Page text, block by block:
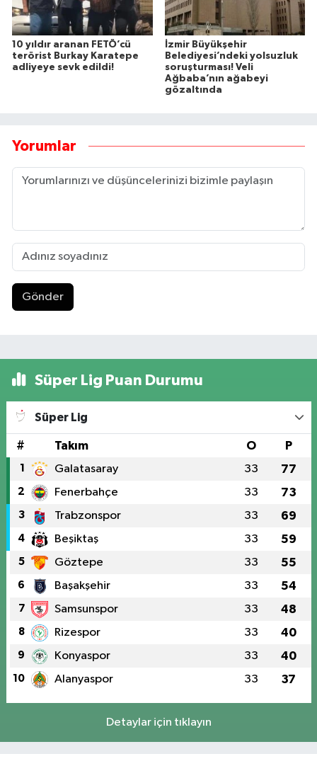
10 yıldır aranan FETÖ’cü
terörist Burkay Karatepe
adliyeye sevk edildi!
İzmir Büyükşehir
Belediyesi’ndeki yolsuzluk
soruşturması! Veli
Ağbaba’nın ağabeyi
gözaltında
Yorumlar
Gönder
Süper Lig Puan Durumu
Süper Lig
# Takım O P
1 Galatasaray 33 77
2 Fenerbahçe 33 73
3 Trabzonspor 33 69
4 Beşiktaş 33 59
5 Göztepe 33 55
6 Başakşehir 33 54
7 Samsunspor 33 48
8 Rizespor 33 40
9 Konyaspor 33 40
10 Alanyaspor 33 37
Detaylar için tıklayın